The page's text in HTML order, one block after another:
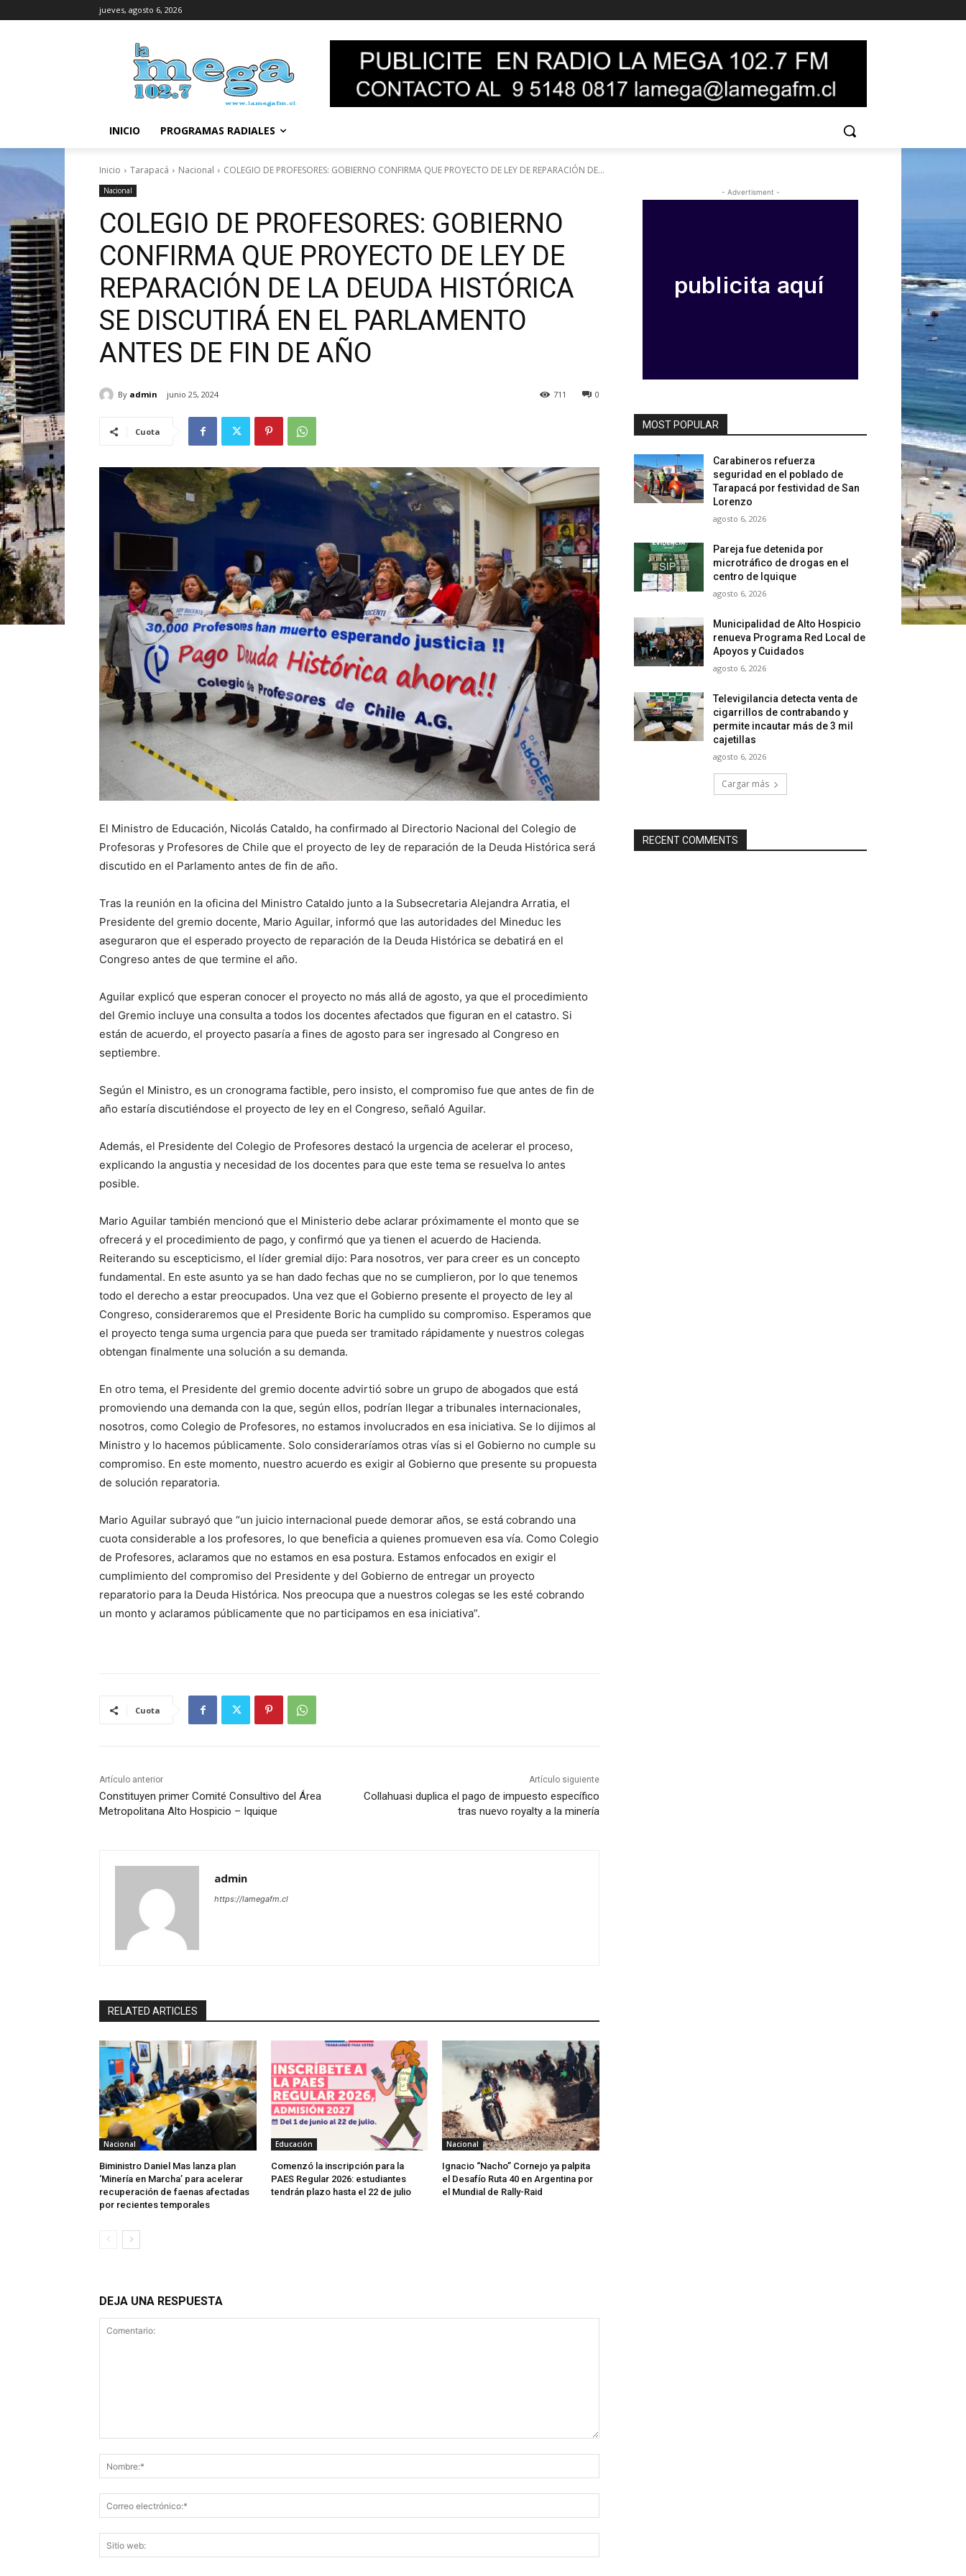
jueves, agosto 6, 2026
INICIO PROGRAMAS RADIALES
Inicio Tarapacá Nacional COLEGIO DE PROFESORES: GOBIERNO CONFIRMA QUE PROYECTO DE LEY DE REPARACIÓN DE...
Nacional
COLEGIO DE PROFESORES: GOBIERNO
CONFIRMA QUE PROYECTO DE LEY DE
REPARACIÓN DE LA DEUDA HISTÓRICA
SE DISCUTIRÁ EN EL PARLAMENTO
ANTES DE FIN DE AÑO
By admin junio 25, 2024 0
711
Cuota
El Ministro de Educación, Nicolás Cataldo, ha confirmado al Directorio Nacional del Colegio de
Profesoras y Profesores de Chile que el proyecto de ley de reparación de la Deuda Histórica será
discutido en el Parlamento antes de fin de año.
Tras la reunión en la oficina del Ministro Cataldo junto a la Subsecretaria Alejandra Arratia, el
Presidente del gremio docente, Mario Aguilar, informó que las autoridades del Mineduc les
aseguraron que el esperado proyecto de reparación de la Deuda Histórica se debatirá en el
Congreso antes de que termine el año.
Aguilar explicó que esperan conocer el proyecto no más allá de agosto, ya que el procedimiento
del Gremio incluye una consulta a todos los docentes afectados que figuran en el catastro. Si
están de acuerdo, el proyecto pasaría a fines de agosto para ser ingresado al Congreso en
septiembre.
Según el Ministro, es un cronograma factible, pero insisto, el compromiso fue que antes de fin de
año estaría discutiéndose el proyecto de ley en el Congreso, señaló Aguilar.
Además, el Presidente del Colegio de Profesores destacó la urgencia de acelerar el proceso,
explicando la angustia y necesidad de los docentes para que este tema se resuelva lo antes
posible.
Mario Aguilar también mencionó que el Ministerio debe aclarar próximamente el monto que se
ofrecerá y el procedimiento de pago, y confirmó que ya tienen el acuerdo de Hacienda.
Reiterando su escepticismo, el líder gremial dijo: Para nosotros, ver para creer es un concepto
fundamental. En este asunto ya se han dado fechas que no se cumplieron, por lo que tenemos
todo el derecho a estar preocupados. Una vez que el Gobierno presente el proyecto de ley al
Congreso, consideraremos que el Presidente Boric ha cumplido su compromiso. Esperamos que
el proyecto tenga suma urgencia para que pueda ser tramitado rápidamente y nuestros colegas
obtengan finalmente una solución a su demanda.
En otro tema, el Presidente del gremio docente advirtió sobre un grupo de abogados que está
promoviendo una demanda con la que, según ellos, podrían llegar a tribunales internacionales,
nosotros, como Colegio de Profesores, no estamos involucrados en esa iniciativa. Se lo dijimos al
Ministro y lo hacemos públicamente. Solo consideraríamos otras vías si el Gobierno no cumple su
compromiso. En este momento, nuestro acuerdo es exigir al Gobierno que presente su propuesta
de solución reparatoria.
Mario Aguilar subrayó que “un juicio internacional puede demorar años, se está cobrando una
cuota considerable a los profesores, lo que beneficia a quienes promueven esa vía. Como Colegio
de Profesores, aclaramos que no estamos en esa postura. Estamos enfocados en exigir el
cumplimiento del compromiso del Presidente y del Gobierno de entregar un proyecto
reparatorio para la Deuda Histórica. Nos preocupa que a nuestros colegas se les esté cobrando
un monto y aclaramos públicamente que no participamos en esa iniciativa”.
Cuota
Artículo anterior
Constituyen primer Comité Consultivo del Área
Metropolitana Alto Hospicio – Iquique
Artículo siguiente
Collahuasi duplica el pago de impuesto específico
tras nuevo royalty a la minería
admin
https://lamegafm.cl
RELATED ARTICLES
Nacional
Biministro Daniel Mas lanza plan
‘Minería en Marcha’ para acelerar
recuperación de faenas afectadas
por recientes temporales
Educación
Comenzó la inscripción para la
PAES Regular 2026: estudiantes
tendrán plazo hasta el 22 de julio
Nacional
Ignacio “Nacho” Cornejo ya palpita
el Desafío Ruta 40 en Argentina por
el Mundial de Rally-Raid
DEJA UNA RESPUESTA
electrónico:*
web:
- Advertisment -
MOST POPULAR
Carabineros refuerza
seguridad en el poblado de
Tarapacá por festividad de San
Lorenzo
agosto 6, 2026
Pareja fue detenida por
microtráfico de drogas en el
centro de Iquique
agosto 6, 2026
Municipalidad de Alto Hospicio
renueva Programa Red Local de
Apoyos y Cuidados
agosto 6, 2026
Televigilancia detecta venta de
cigarrillos de contrabando y
permite incautar más de 3 mil
cajetillas
agosto 6, 2026
Cargar más
RECENT COMMENTS